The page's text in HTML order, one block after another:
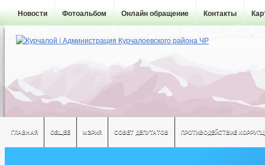
Новости Фотоальбом Онлайн обращение Контакты
ГЛАВНАЯ ОБЩЕЕ МЭРИЯ СОВЕТ ДЕПУТАТОВ ПРОТИВОДЕЙСТВИЕ